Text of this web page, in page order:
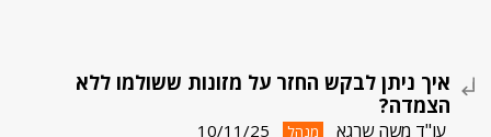
איך ניתן לבקש החזר על מזונות ששולמו ללא
הצמדה?
עו"ד משה שרגא מנהל 10/11/25